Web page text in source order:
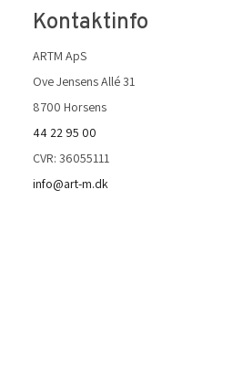
Kontaktinfo
ARTM ApS
Ove Jensens Allé 31
8700 Horsens
44 22 95 00
CVR: 36055111
info@art-m.dk